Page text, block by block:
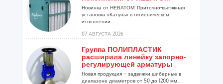
Новинка от НЕВАТОМ: Приточно-вытяжная
установка «Катунь» в гигиеническом
исполнении...
07 АВГУСТА 2026
Группа ПОЛИПЛАСТИК
расширила линейку запорно-
регулирующей арматуры
Новая продукция – задвижки шиберные в
диапазоне диаметров от 50 до 1200 мм...